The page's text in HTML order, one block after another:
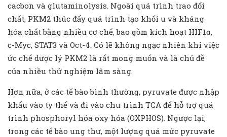
cacbon và glutaminolysis. Ngoài quá trình trao đổi
chất, PKM2 thúc đẩy quá trình tạo khối u và kháng
hóa chất bằng nhiều cơ chế, bao gồm kích hoạt HIF1α,
c-Myc, STAT3 và Oct-4. Có lẽ không ngạc nhiên khi việc
ức chế dược lý PKM2 là rất mong muốn và là chủ đề
của nhiều thử nghiệm lâm sàng.
Hơn nữa, ở các tế bào bình thường, pyruvate được nhập
khẩu vào ty thể và đi vào chu trình TCA để hỗ trợ quá
trình phosphoryl hóa oxy hóa (OXPHOS). Ngược lại,
trong các tế bào ung thư, một lượng quá mức pyruvate